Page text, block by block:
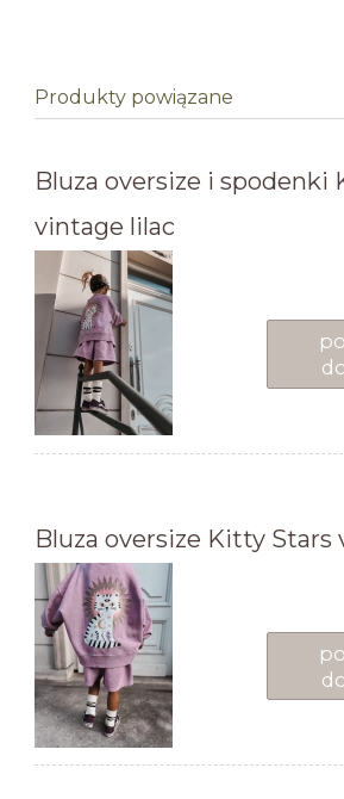
Produkty powiązane
Bluza oversize i spodenki
vintage lilac
Bluza oversize Kitty Stars